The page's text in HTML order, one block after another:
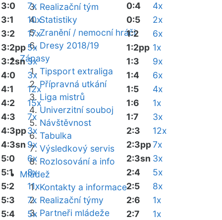
Realizační tým
Statistiky
Zranění / nemocní hráči
Dresy 2018/19
Zápasy
Tipsport extraliga
Přípravná utkání
Liga mistrů
Univerzitní souboj
Návštěvnost
Tabulka
Výsledkový servis
Rozlosování a info
Mládež
Kontakty a informace
Realizační týmy
Partneři mládeže
3:0
7x
3:1
10x
3:2
17x
3:2pp5x
3:2sn 3x
4:0
3x
4:1
12x
4:2
15x
4:3
7x
4:3pp3x
4:3sn 9x
5:0
6x
5:1
8x
5:2
11x
5:3
7x
5:4
5x
0:4
4x
0:5
2x
1:2
6x
1:2pp 1x
1:3
9x
1:4
6x
1:5
4x
1:6
1x
1:7
3x
2:3
12x
2:3pp7x
2:3sn 3x
2:4
5x
2:5
8x
2:6
1x
2:7
1x